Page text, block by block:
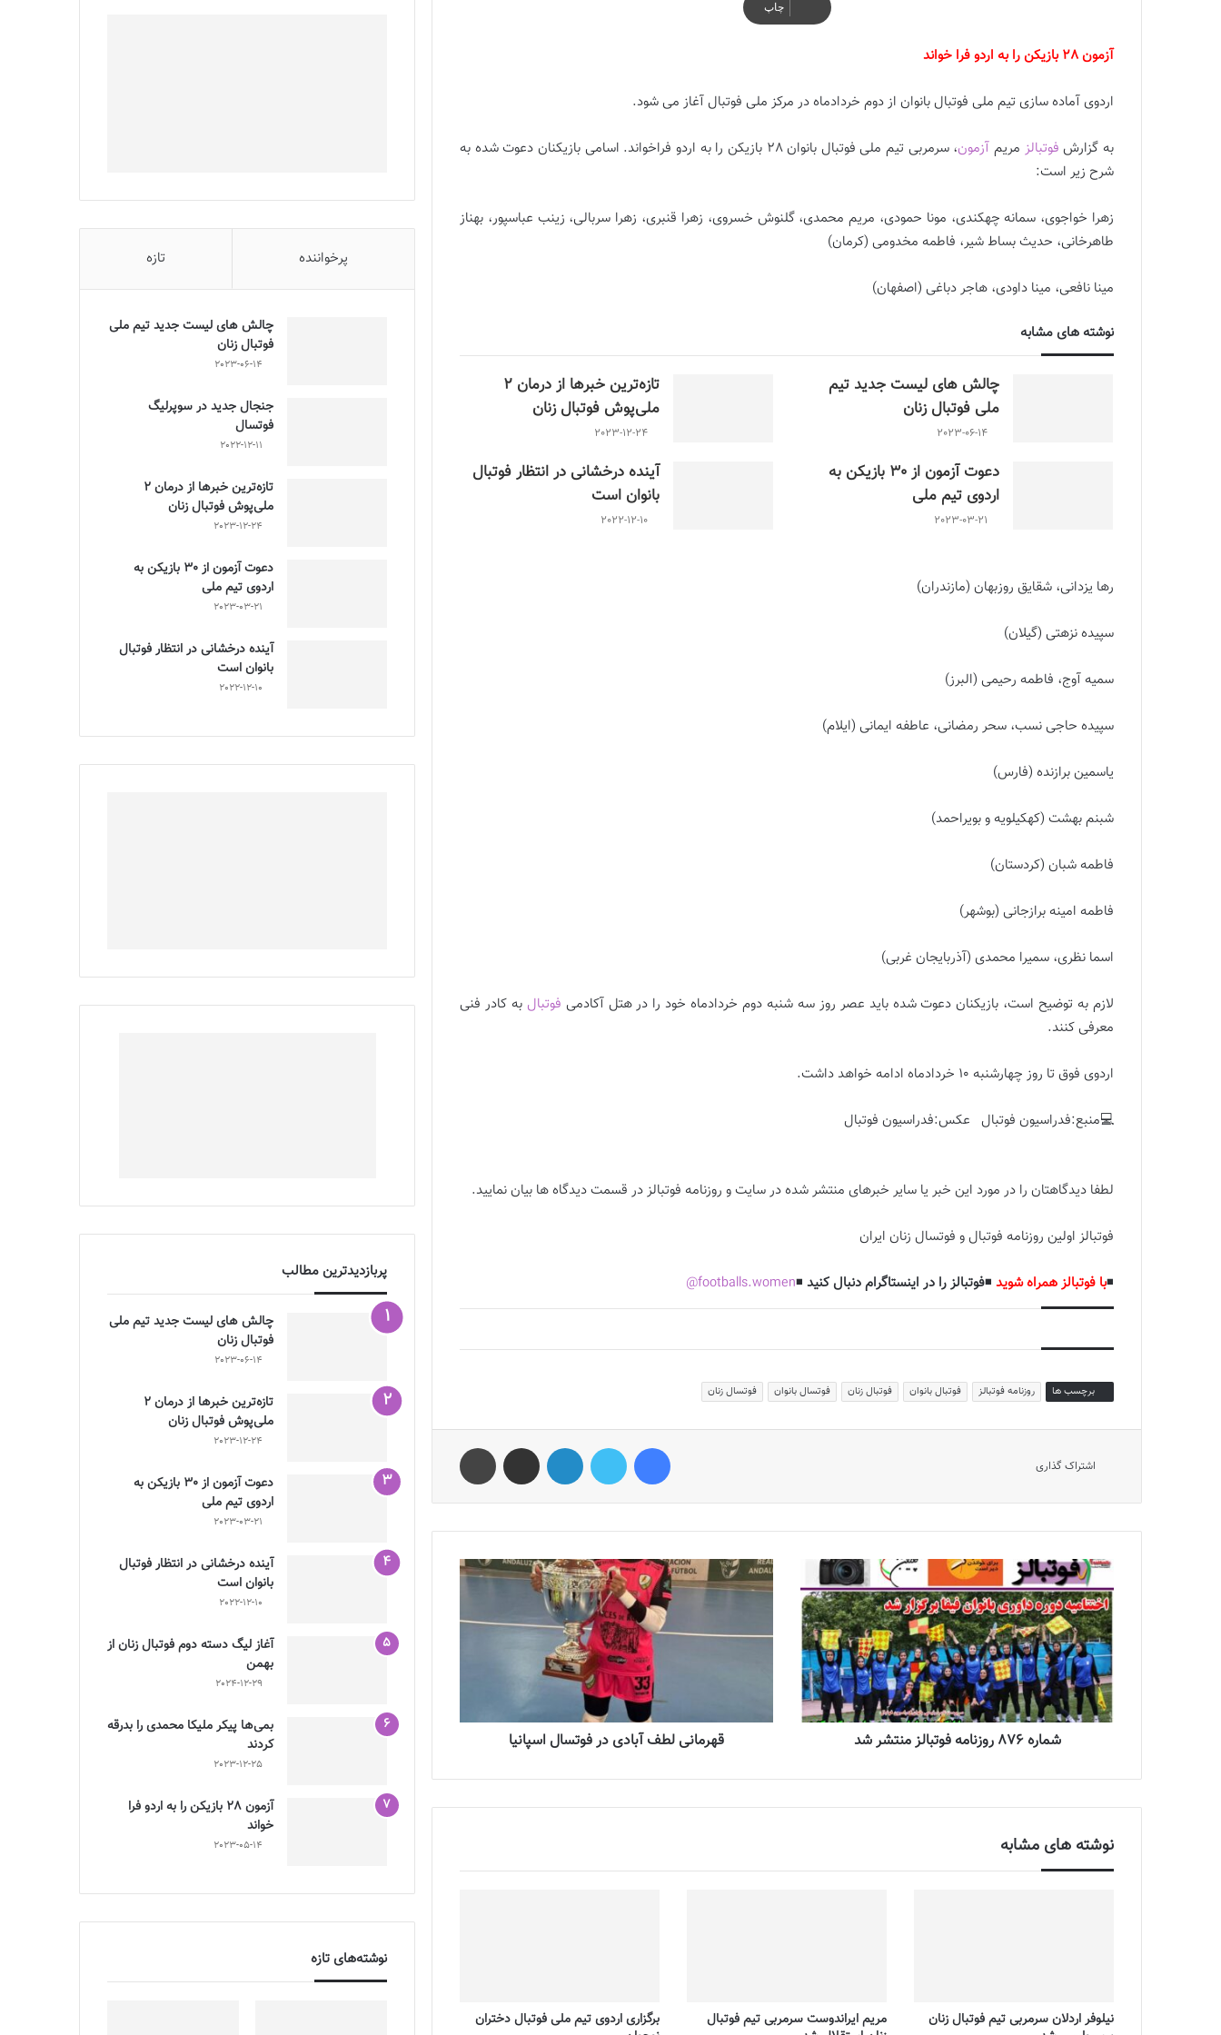
چاپ
آزمون 28 بازیکن را به اردو فرا خواند
اردوی آماده سازی تیم ملی فوتبال بانوان از دوم خردادماه در مرکز ملی فوتبال آغاز می شود.
به گزارش فوتبالز مریم آزمون
، سرمربی تیم ملی فوتبال بانوان 28 بازیکن را به اردو فراخواند. اسامی بازیکنان دعوت شده به
شرح زیر است:
زهرا خواجوی، سمانه چهکندی، مونا حمودی، مریم محمدی، گلنوش خسروی، زهرا قنبری، زهرا سربالی، زینب عباسپور، بهناز
طاهرخانی، حدیث بساط شیر، فاطمه مخدومی (کرمان)
مینا نافعی، مینا داودی، هاجر دباغی (اصفهان)
نوشته های مشابه
چالش هاى ليست جدید تيم
ملى فوتبال زنان
2023-06-14
تازه‌ترین خبرها از درمان ۲
ملی‌پوش فوتبال زنان
2023-12-24
دعوت آزمون از 30 بازیکن به
اردوی تیم ملی
2023-03-21
آینده درخشانی در انتظار فوتبال
بانوان است
2022-12-10
رها یزدانی، شقایق روزبهان (مازندران)
سپیده نزهتی (گیلان)
سمیه آوج، فاطمه رحیمی (البرز)
سپیده حاجی نسب، سحر رمضانی، عاطفه ایمانی (ایلام)
یاسمین برازنده (فارس)
شبنم بهشت (کهکیلویه و بویراحمد)
فاطمه شبان (کردستان)
فاطمه امینه برازجانی (بوشهر)
اسما نظری، سمیرا محمدی (آذربایجان غربی)
لازم به توضیح است، بازیکنان دعوت شده باید عصر روز سه شنبه دوم خردادماه خود را در هتل آکادمی فوتبال به کادر فنی
معرفی کنند.
اردوی فوق تا روز چهارشنبه 10 خردادماه ادامه خواهد داشت.
💻منبع:فدراسیون فوتبال عکس:فدراسیون فوتبال
لطفا دیدگاهتان را در مورد این خبر یا سایر خبرهای منتشر شده در سایت و روزنامه فوتبالز در قسمت دیدگاه ها بیان نمایید.
فوتبالز اولین روزنامه فوتبال و فوتسال زنان ایران
◾️با فوتبالز همراه شوید ◾️فوتبالز را در اینستاگرام دنبال کنید ◾️
footballs.women@
برچسب ها روزنامه فوتبالز فوتبال بانوان فوتبال زنان فوتسال بانوان فوتسال زنان
اشتراک گذاری
شماره 876 روزنامه فوتبالز منتشر شد قهرمانی لطف آبادی در فوتسال اسپانیا
نوشته های مشابه
نیلوفر اردلان سرمربی تیم فوتبال زنان
مریم ایراندوست سرمربی تیم فوتبال
برگزاری اردوی تیم ملی فوتبال دختران
پرخواننده تازه
چالش هاى ليست جدید تيم ملى
فوتبال زنان
2023-06-14
جنجال جدید در سوپرلیگ
فوتسال
2022-12-11
تازه‌ترین خبرها از درمان ۲
ملی‌پوش فوتبال زنان
2023-12-24
دعوت آزمون از 30 بازیکن به
اردوی تیم ملی
2023-03-21
آینده درخشانی در انتظار فوتبال
بانوان است
2022-12-10
پربازدیدترین مطالب
چالش هاى ليست جدید تيم ملى
فوتبال زنان
2023-06-14
تازه‌ترین خبرها از درمان ۲
ملی‌پوش فوتبال زنان
2023-12-24
دعوت آزمون از 30 بازیکن به
اردوی تیم ملی
2023-03-21
آینده درخشانی در انتظار فوتبال
بانوان است
2022-12-10
آغاز لیگ دسته دوم فوتبال زنان از
بهمن
2024-12-29
بمی‌ها پیکر ملیکا محمدی را بدرقه
کردند
2023-12-25
آزمون 28 بازیکن را به اردو فرا
خواند
2023-05-14
نوشته‌های تازه